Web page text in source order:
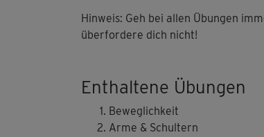
Hinweis: Geh bei allen Übungen
überfordere dich nicht!
Enthaltene Übungen
Beweglichkeit
Arme & Schultern